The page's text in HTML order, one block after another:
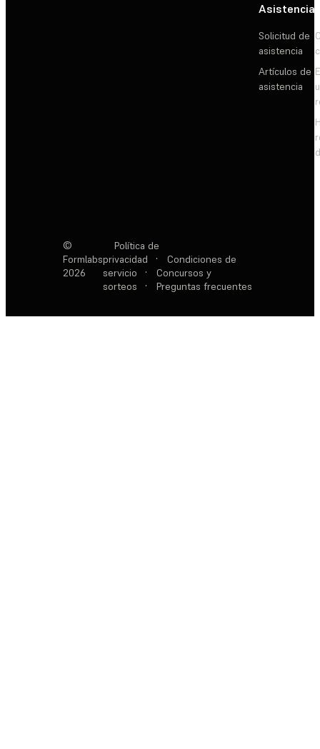
Asistencia
Solicitud de
asistencia
Artículos de
asistencia
©
Formlabs
2026
Política de
privacidad
·
Condiciones de
servicio
·
Concursos y
sorteos
· Preguntas frecuentes